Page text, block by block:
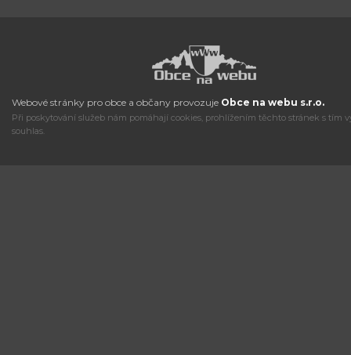
Webové stránky pro obce a občany provozuje Obce na webu s.r.o.
Při poskytování služeb nám pomáhají cookies, prohlížením těchto stránek s tím
souhlas.